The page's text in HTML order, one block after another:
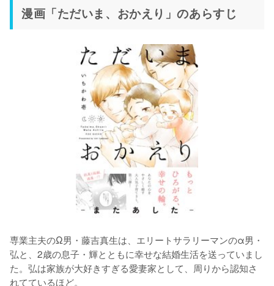
漫画「ただいま、おかえり」のあらすじ
専業主夫のΩ男・藤吉真生は、エリートサラリーマンのα男・
弘と、2歳の息子・輝とともに幸せな結婚生活を送っていまし
た。弘は家族が大好きすぎる愛妻家として、周りから認知さ
れてているほど。